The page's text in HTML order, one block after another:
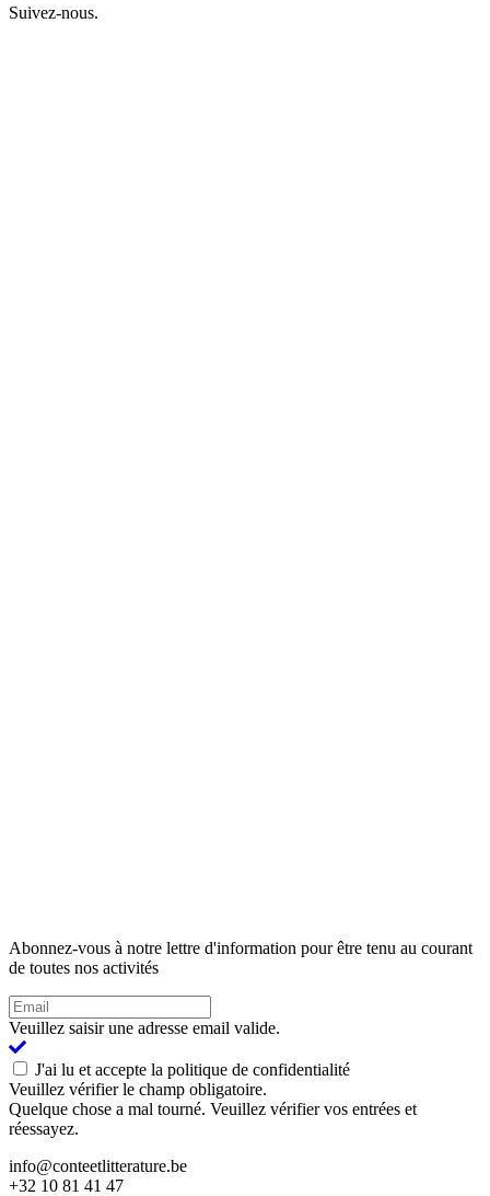
Suivez-nous.
Abonnez-vous à notre lettre d'information pour être tenu au courant
de toutes nos activités
Veuillez saisir une adresse email valide.
J'ai lu et accepte la politique de confidentialité
Veuillez vérifier le champ obligatoire.
Quelque chose a mal tourné. Veuillez vérifier vos entrées et
réessayez.
info@conteetlitterature.be
+32 10 81 41 47